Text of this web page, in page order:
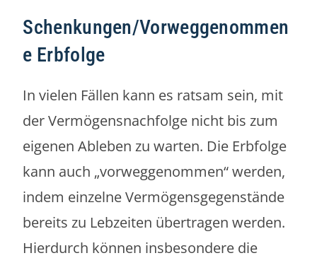
Schenkungen/Vorweggenommen
e Erbfolge
In vielen Fällen kann es ratsam sein, mit
der Vermögensnachfolge nicht bis zum
eigenen Ableben zu warten. Die Erbfolge
kann auch „vorweggenommen“ werden,
indem einzelne Vermögensgegenstände
bereits zu Lebzeiten übertragen werden.
Hierdurch können insbesondere die